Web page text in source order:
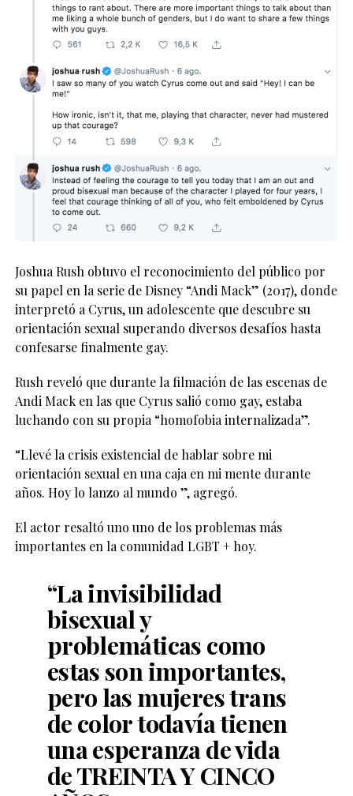
Joshua Rush obtuvo el reconocimiento del público por
su papel en la serie de Disney “Andi Mack” (2017), donde
interpretó a Cyrus, un adolescente que descubre su
orientación sexual superando diversos desafíos hasta
confesarse finalmente gay.
Rush reveló que durante la filmación de las escenas de
Andi Mack en las que Cyrus salió como gay, estaba
luchando con su propia “homofobia internalizada”.
“Llevé la crisis existencial de hablar sobre mi
orientación sexual en una caja en mi mente durante
años. Hoy lo lanzo al mundo ”, agregó.
El actor resaltó uno uno de los problemas más
importantes en la comunidad LGBT + hoy.
“La invisibilidad
bisexual y
problemáticas como
estas son importantes,
pero las mujeres trans
de color todavía tienen
una esperanza de vida
de TREINTA Y CINCO